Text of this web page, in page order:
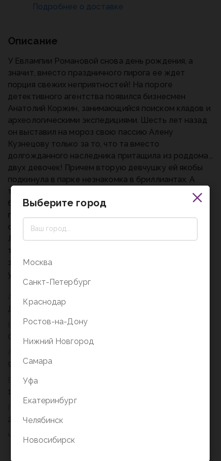
Автор
Дарья Донцова
0,27
978-5-04-229911-7
Возрастное ограничение
16+
2026
Описание
У Евлампии Романовой снова день рождения, а
значит, вместо праздничного пирога ее ждет
порция свежих неприятностей! На пороге
детективного агентства появился бизнесмен
Анатолий Коржин, занимающийся поиском кладов и
археологическими экспедициями. Шесть лет назад
он выставил на мороз свою пассию Алену
Кузнецову только за то, что та вместо
долгожданного наследника притащила из роддома...
двух девочек! Причем вторую девчушку ей якобы
подкинула в парке незнакомка в бриллиантах. А
теперь Анатолий, узнав о своей смертельной
болезни, обращается к Евлампии за помощью в
поиске Алены и их дочери. Коржин верит, что если
они его простят, то болезнь отступит. Казалось бы,
Лампа, ищи Кузнецову и получай гонорар! Но не
тут-то было. Команда Романовой слишком хорошо
знает свое дело: искали Алену и дочь, а раскрыли
убийства, кражи и изощренную месть…
Подробнее о доставке
Выберите город
Москва
Санкт-Петербург
Краснодар
Ростов-на-Дону
Нижний Новгород
Самара
Уфа
Екатеринбург
Челябинск
Новосибирск